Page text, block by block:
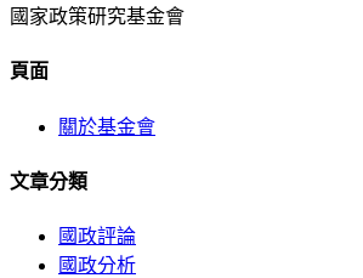
國家政策研究基金會
頁面
關於基金會
文章分類
國政評論
國政分析